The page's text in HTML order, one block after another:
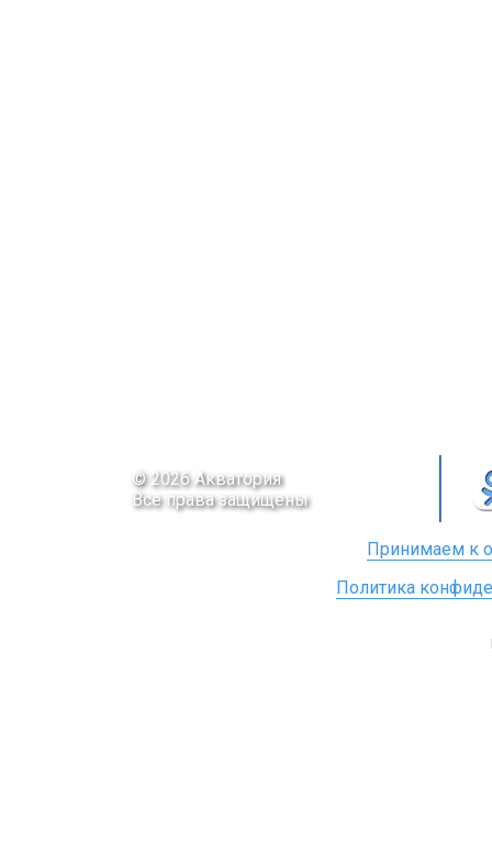
© 2026 Акватория
Все права защищены
Принимаем к
Политика